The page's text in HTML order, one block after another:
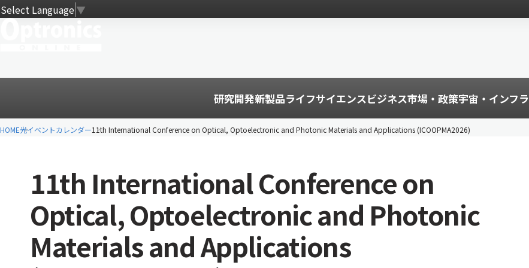
Select Language▼
研究開発新製品ライフサイエンスビジネス市場・政策宇宙・インフラ
HOME光イベントカレンダー11th International Conference on Optical, Optoelectronic and Photonic Materials and Applications (ICOOPMA2026)
11th International Conference on
Optical, Optoelectronic and Photonic
Materials and Applications